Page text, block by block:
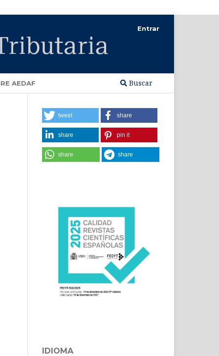
AEDAF Buscar
Entrar
tweet share
share pin it
share share
IDIOMA